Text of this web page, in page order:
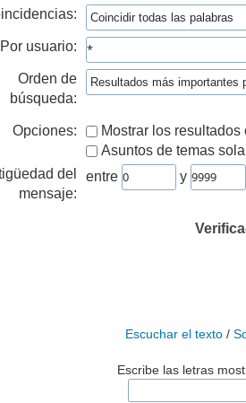
Por usuario:
Orden de
búsqueda:
Opciones:
Mostrar los
Asuntos de temas
del
mensaje:
entre y
Escuchar el texto/
Escribe las letras